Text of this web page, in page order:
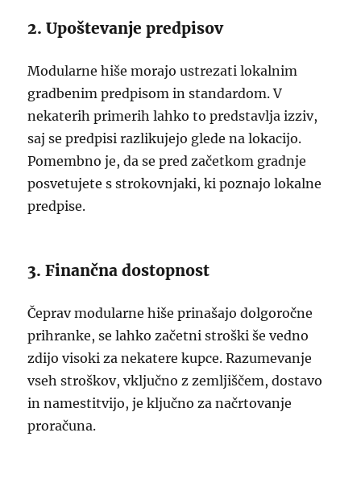
2. Upoštevanje predpisov
Modularne hiše morajo ustrezati lokalnim
gradbenim predpisom in standardom. V
nekaterih primerih lahko to predstavlja izziv,
saj se predpisi razlikujejo glede na lokacijo.
Pomembno je, da se pred začetkom gradnje
posvetujete s strokovnjaki, ki poznajo lokalne
predpise.
3. Finančna dostopnost
Čeprav modularne hiše prinašajo dolgoročne
prihranke, se lahko začetni stroški še vedno
zdijo visoki za nekatere kupce. Razumevanje
vseh stroškov, vključno z zemljiščem, dostavo
in namestitvijo, je ključno za načrtovanje
proračuna.